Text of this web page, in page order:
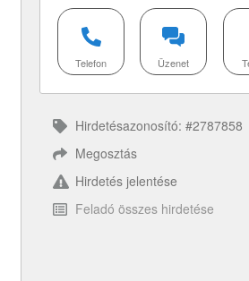
Telefon Üzenet
Hirdetésazonosító: #2787858
Megosztás
Hirdetés jelentése
Feladó összes hirdetése